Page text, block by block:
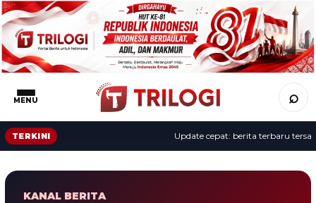
MENU ⌕
TERKINI Update cepat: berita terbaru tersaji
KANAL BERITA